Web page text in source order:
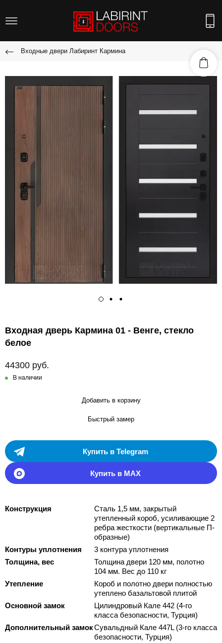
Входные двери Лабиринт Кармина
Входная дверь Кармина 01 - Венге, стекло
белое
44300 руб.
В наличии
Добавить в корзину
Быстрый замер
Купить в Telegram
Купить в MAX
Конструкция
Сталь 1,5 мм, закрытый
утепленный короб, усиливающие 2
ребра жесткости (вертикальные П-
образные)
Контуры уплотнения
3 контура уплотнения
Толщина, вес
Толщина двери 120 мм, полотно
104 мм. Вес до 110 кг
Утепление
Короб и полотно двери полностью
утеплено базальтовой плитой
Основной замок
Цилиндровый Кале 442 (4-го
класса безопасности, Турция)
Дополнительный замокСувальдный Кале 447L (3-го класса
безопасности, Турция)